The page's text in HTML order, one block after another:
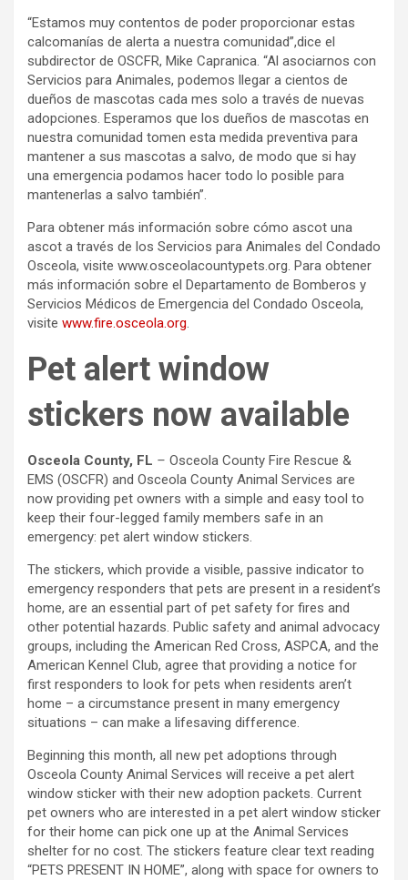
“Estamos muy contentos de poder proporcionar estas
calcomanías de alerta a nuestra comunidad”,dice el
subdirector de OSCFR, Mike Capranica. “Al asociarnos con
Servicios para Animales, podemos llegar a cientos de
dueños de mascotas cada mes solo a través de nuevas
adopciones. Esperamos que los dueños de mascotas en
nuestra comunidad tomen esta medida preventiva para
mantener a sus mascotas a salvo, de modo que si hay
una emergencia podamos hacer todo lo posible para
mantenerlas a salvo también”.
Para obtener más información sobre cómo ascot una
ascot a través de los Servicios para Animales del Condado
Osceola, visite www.osceolacountypets.org. Para obtener
más información sobre el Departamento de Bomberos y
Servicios Médicos de Emergencia del Condado Osceola,
visite www.fire.osceola.org.
Pet alert window
stickers now available
Osceola County, FL – Osceola County Fire Rescue &
EMS (OSCFR) and Osceola County Animal Services are
now providing pet owners with a simple and easy tool to
keep their four-legged family members safe in an
emergency: pet alert window stickers.
The stickers, which provide a visible, passive indicator to
emergency responders that pets are present in a resident’s
home, are an essential part of pet safety for fires and
other potential hazards. Public safety and animal advocacy
groups, including the American Red Cross, ASPCA, and the
American Kennel Club, agree that providing a notice for
first responders to look for pets when residents aren’t
home – a circumstance present in many emergency
situations – can make a lifesaving difference.
Beginning this month, all new pet adoptions through
Osceola County Animal Services will receive a pet alert
window sticker with their new adoption packets. Current
pet owners who are interested in a pet alert window sticker
for their home can pick one up at the Animal Services
shelter for no cost. The stickers feature clear text reading
“PETS PRESENT IN HOME”, along with space for owners to